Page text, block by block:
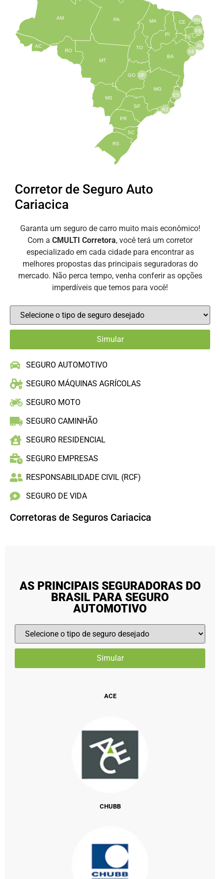
TO
BA
SE
PE
AL
RN
CE
PI
MA
PA
AM
AC
RO
MT
MS
GO
PR
SC
RS
SP
MG
RJ
ES
DF
PB
Corretor de Seguro Auto
Cariacica
Garanta um seguro de carro muito mais econômico!
Com a CMULTI Corretora, você terá um corretor
especializado em cada cidade para encontrar as
melhores propostas das principais seguradoras do
mercado. Não perca tempo, venha conferir as opções
imperdíveis que temos para você!
SEGURO AUTOMOTIVO
SEGURO MÁQUINAS AGRÍCOLAS
SEGURO MOTO
SEGURO CAMINHÃO
SEGURO RESIDENCIAL
SEGURO EMPRESAS
RESPONSABILIDADE CIVIL (RCF)
SEGURO DE VIDA
Corretoras de Seguros Cariacica
AS PRINCIPAIS SEGURADORAS DO
BRASIL PARA SEGURO
AUTOMOTIVO
ACE
CHUBB